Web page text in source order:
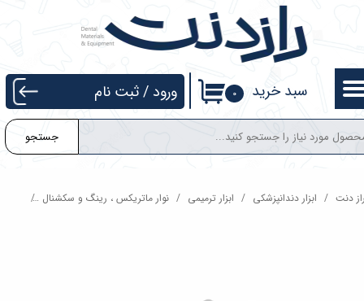
جستجو
۰ سبد خرید ورود /ثبت نام
حساب کاربری من
تغییر گذر واژه
سفارشات
خروج از حساب کاربری
دنت ابزار دندانپزشکی ابزار ترمیمی نوار ماتریکس ، رینگ و سکشنال